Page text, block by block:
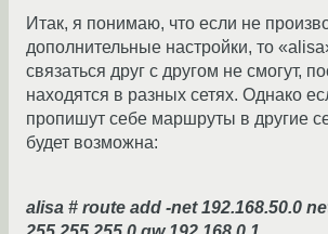
Итак, я понимаю, что если не
дополнительные настройки, то
связаться друг с другом не смогут,
находятся в разных сетях. Однако
пропишут себе маршруты в другие
будет возможна:
alisa # route add -net 192.168.50.0